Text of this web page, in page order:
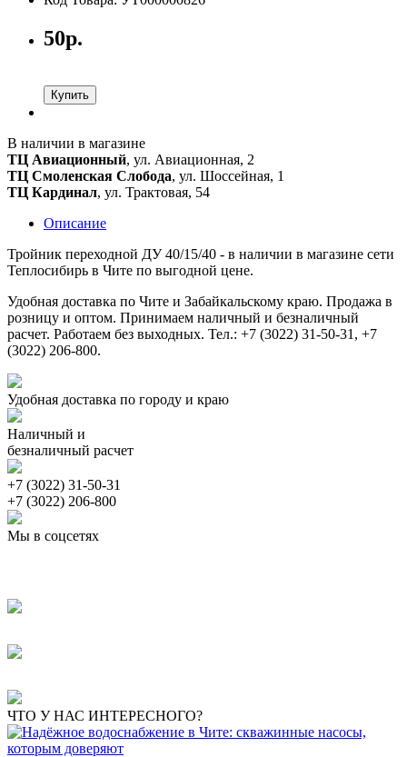
50р.
Купить
В наличии в магазине
ТЦ Авиационный, ул. Авиационная, 2
ТЦ Смоленская Слобода, ул. Шоссейная, 1
ТЦ Кардинал, ул. Трактовая, 54
Описание
Тройник переходной ДУ 40/15/40 - в наличии в магазине сети
Теплосибирь в Чите по выгодной цене.
Удобная доставка по Чите и Забайкальскому краю. Продажа в
розницу и оптом. Принимаем наличный и безналичный
расчет. Работаем без выходных. Тел.: +7 (3022) 31-50-31, +7
(3022) 206-800.
Удобная доставка по городу и краю
Наличный и
безналичный расчет
+7 (3022) 31-50-31
+7 (3022) 206-800
Мы в соцсетях
ЧТО У НАС ИНТЕРЕСНОГО?